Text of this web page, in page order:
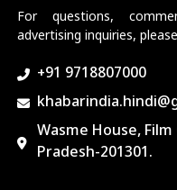
For questions,
advertising inquiries,
+91 9718807000
Wasme House,
Pradesh-201301.